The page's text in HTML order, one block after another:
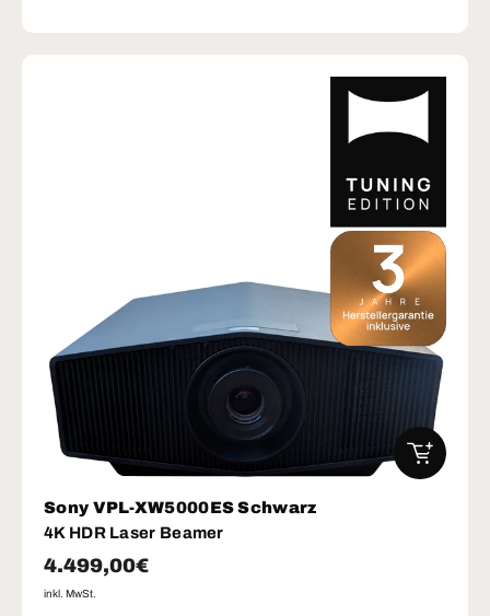
Sony VPL-XW5000ES Schwarz
4K HDR Laser Beamer
Normaler Preis
4.499,00€
inkl. MwSt.
IN DEN